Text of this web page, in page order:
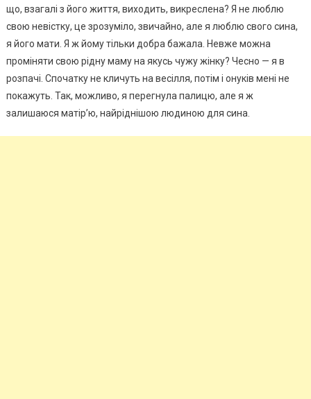
що, взагалі з його життя, виходить, викреслена? Я не люблю
свою невістку, це зрозуміло, звичайно, але я люблю свого сина,
я його мати. Я ж йому тільки добра бажала. Невже можна
проміняти свою рідну маму на якусь чужу жінку? Чесно — я в
розпачі. Спочатку не кличуть на весілля, потім і онуків мені не
покажуть. Так, можливо, я перегнула палицю, але я ж
залишаюся матір’ю, найріднішою людиною для сина.